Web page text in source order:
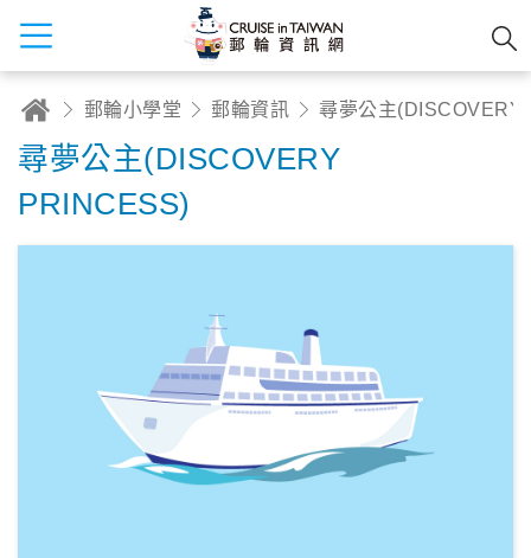
郵輪小學堂 郵輪資訊
尋夢公主(DISCOVERY
PRINCESS)